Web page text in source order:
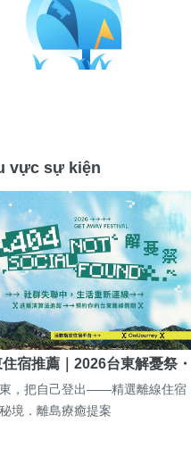
vực sự kiện
住宿推薦｜2026台東解憂祭
，把自己登出——精選離線住宿
境．離島療癒提案